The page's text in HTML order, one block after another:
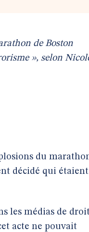
de Boston
», selon
du
décidé qui étaient
les médias de
acte ne pouvait